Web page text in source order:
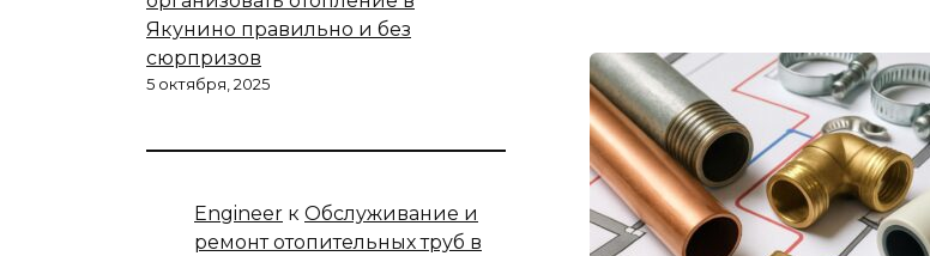
Якунино правильно и без
сюрпризов
5 октября, 2025
Engineer к Обслуживание и
ремонт отопительных труб в